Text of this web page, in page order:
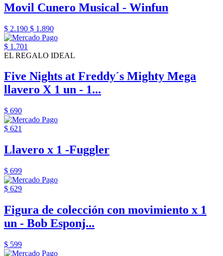
Movil Cunero Musical - Winfun
$ 2.190 $ 1.890
$ 1.701
EL REGALO IDEAL
Five Nights at Freddy´s Mighty Mega
llavero X 1 un - 1...
$ 690
$ 621
Llavero x 1 -Fuggler
$ 699
$ 629
Figura de colección con movimiento x 1
un - Bob Esponj...
$ 599